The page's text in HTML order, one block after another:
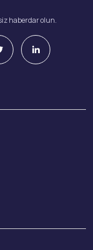
haberdar olun.